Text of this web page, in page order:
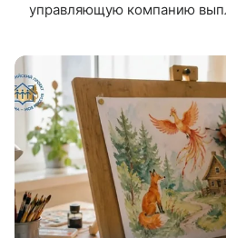
управляющую компанию